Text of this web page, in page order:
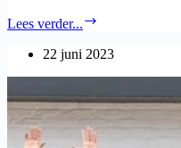
Lees verder...
22 juni 2023